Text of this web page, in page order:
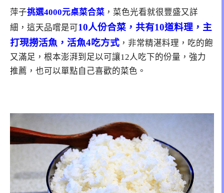
萍子挑選4000元桌菜合菜 ，菜色光看就很豐盛又詳
細，這天品嚐是可10人份合菜，共有10道料理，主
打現撈活魚，活魚4吃方式 ，非常精湛料理，吃的飽
又滿足，根本澎湃到足以可讓12人吃下的份量，強力
推薦，也可以單點自己喜歡的菜色。